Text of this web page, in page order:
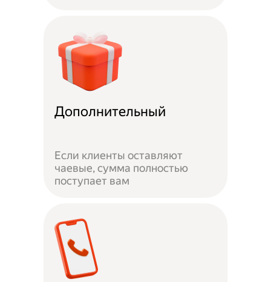
Дополнительный
Если клиенты оставляют
чаевые, сумма полностью
поступает вам